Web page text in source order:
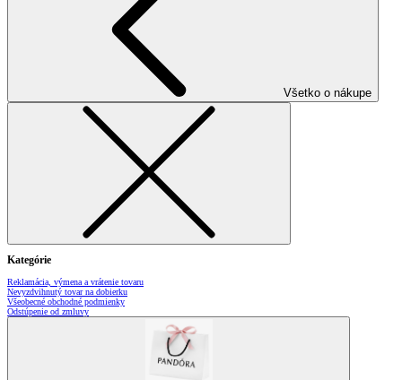
Všetko o nákupe
Kategórie
Reklamácia, výmena a vrátenie tovaru
Nevyzdvihnutý tovar na dobierku
Všeobecné obchodné podmienky
Odstúpenie od zmluvy